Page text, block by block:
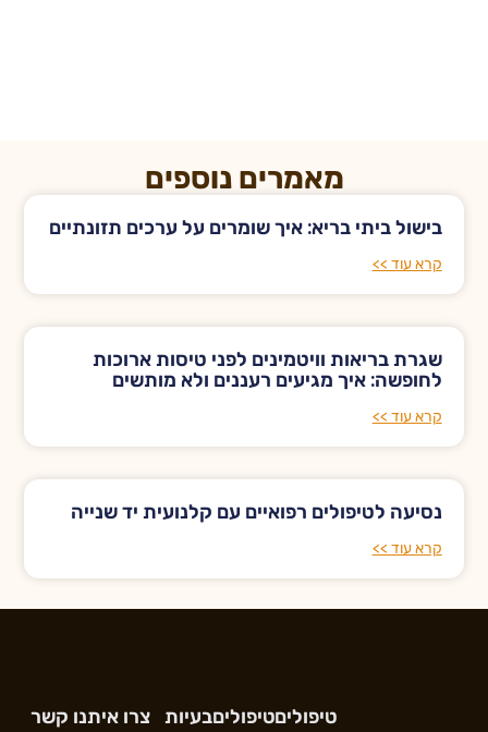
מאמרים נוספים
בישול ביתי בריא: איך שומרים על ערכים תזונתיים
קרא עוד >>
שגרת בריאות וויטמינים לפני טיסות ארוכות
לחופשה: איך מגיעים רעננים ולא מותשים
קרא עוד >>
נסיעה לטיפולים רפואיים עם קלנועית יד שנייה
קרא עוד >>
בעיותטיפוליםטיפולים
צרו איתנו קשר